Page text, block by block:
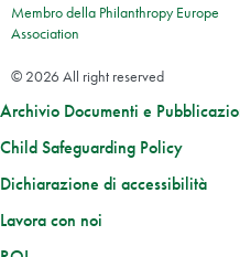
Membro della Philanthropy Europe
Association
© 2026 All right reserved
Archivio Documenti e
Child Safeguarding Policy
Dichiarazione di accessibilità
Lavora con noi